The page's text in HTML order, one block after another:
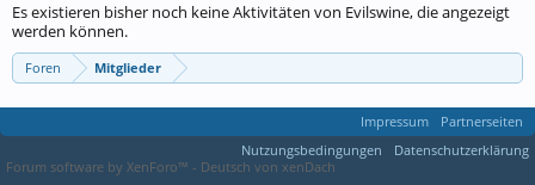
Es existieren bisher noch keine Aktivitäten von Evilswine, die angezeigt
werden können.
Foren Mitglieder
Impressum
Partnerseiten
Nutzungsbedingungen
Datenschutzerklärung
Forum software by XenForo™ - Deutsch von xenDach